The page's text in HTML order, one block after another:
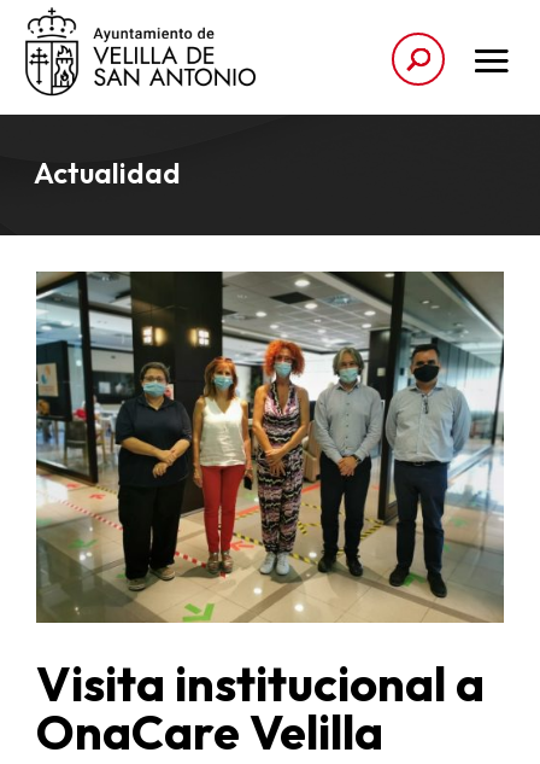
Actualidad
Visita institucional a
OnaCare Velilla